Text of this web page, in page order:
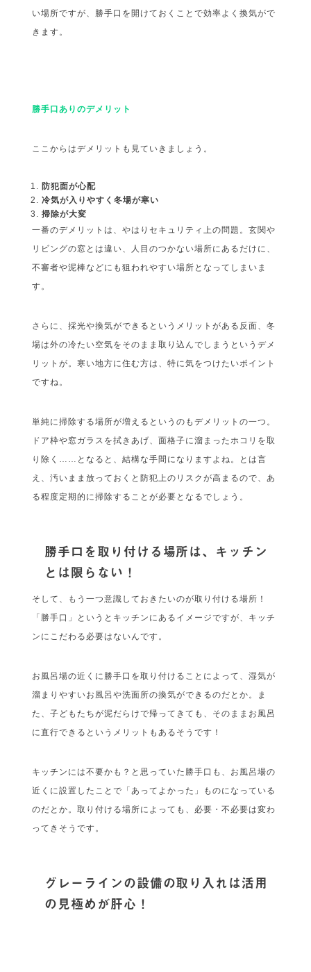
い場所ですが、勝手口を開けておくことで効率よく換気がで
きます。
勝手口ありのデメリット
ここからはデメリットも見ていきましょう。
防犯面が心配
冷気が入りやすく冬場が寒い
掃除が大変
一番のデメリットは、やはりセキュリティ上の問題。玄関や
リビングの窓とは違い、人目のつかない場所にあるだけに、
不審者や泥棒などにも狙われやすい場所となってしまいま
す。
さらに、採光や換気ができるというメリットがある反面、冬
場は外の冷たい空気をそのまま取り込んでしまうというデメ
リットが。寒い地方に住む方は、特に気をつけたいポイント
ですね。
単純に掃除する場所が増えるというのもデメリットの一つ。
ドア枠や窓ガラスを拭きあげ、面格子に溜まったホコリを取
り除く……となると、結構な手間になりますよね。とは言
え、汚いまま放っておくと防犯上のリスクが高まるので、あ
る程度定期的に掃除することが必要となるでしょう。
勝手口を取り付ける場所は、キッチン
とは限らない！
そして、もう一つ意識しておきたいのが取り付ける場所！
「勝手口」というとキッチンにあるイメージですが、キッチ
ンにこだわる必要はないんです。
お風呂場の近くに勝手口を取り付けることによって、湿気が
溜まりやすいお風呂や洗面所の換気ができるのだとか。ま
た、子どもたちが泥だらけで帰ってきても、そのままお風呂
に直行できるというメリットもあるそうです！
キッチンには不要かも？と思っていた勝手口も、お風呂場の
近くに設置したことで「あってよかった」ものになっている
のだとか。取り付ける場所によっても、必要・不必要は変わ
ってきそうです。
グレーラインの設備の取り入れは活用
の見極めが肝心！